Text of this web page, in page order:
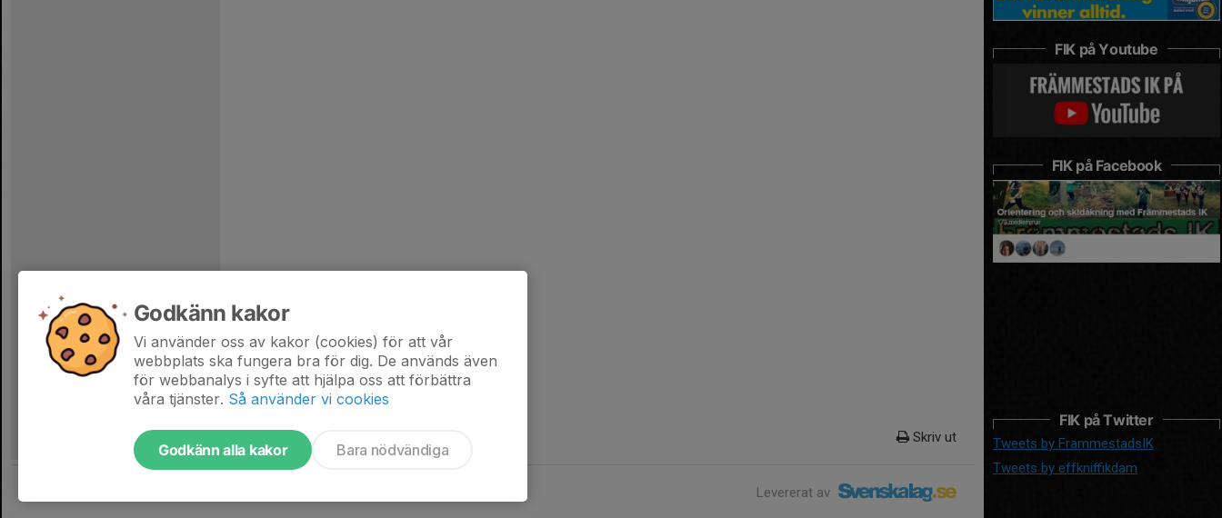
Skriv ut
Levererat av
FIK på Youtube
FIK på Facebook
FIK på Twitter
Tweets by FrammestadsIK
Tweets by effkniffikdam
Godkänn kakor
Vi använder oss av kakor (cookies) för att vår
webbplats ska fungera bra för dig. De används även
för webbanalys i syfte att hjälpa oss att förbättra
våra tjänster. Så använder vi cookies
Godkänn alla kakor Bara nödvändiga